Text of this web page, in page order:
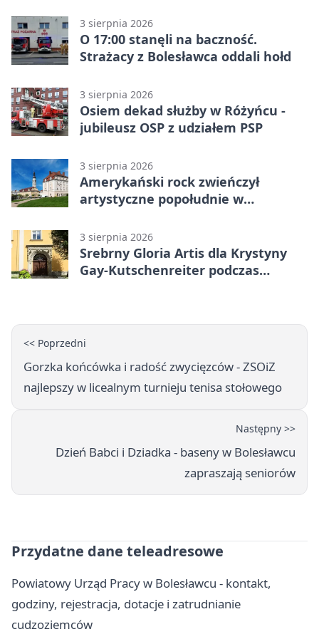
3 sierpnia 2026
O 17:00 stanęli na baczność.
Strażacy z Bolesławca oddali hołd
3 sierpnia 2026
Osiem dekad służby w Różyńcu -
jubileusz OSP z udziałem PSP
3 sierpnia 2026
Amerykański rock zwieńczył
artystyczne popołudnie w
3 sierpnia 2026
Srebrny Gloria Artis dla Krystyny
Gay-Kutschenreiter podczas
<< Poprzedni
Gorzka końcówka i radość zwycięzców - ZSOiZ
najlepszy w licealnym turnieju tenisa stołowego
Następny >>
Dzień Babci i Dziadka - baseny w Bolesławcu
zapraszają seniorów
Przydatne dane teleadresowe
Powiatowy Urząd Pracy w Bolesławcu - kontakt,
godziny, rejestracja, dotacje i zatrudnianie
cudzoziemców